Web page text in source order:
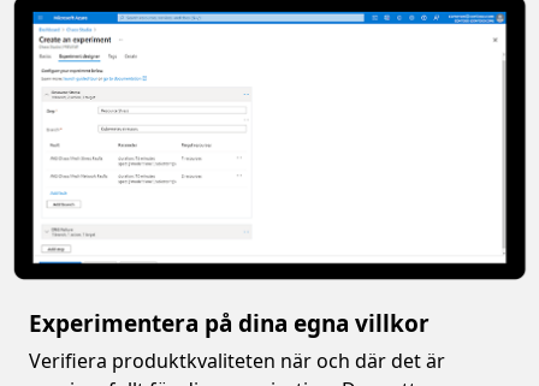
Experimentera på dina egna villkor
Verifiera produktkvaliteten när och där det är